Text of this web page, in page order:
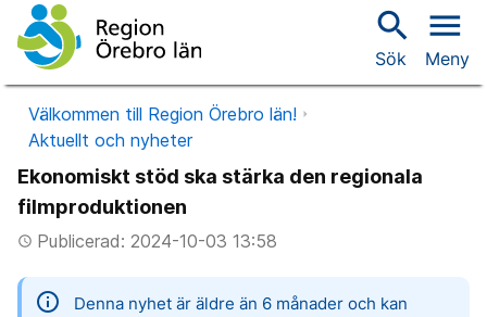
search
Sök
menu
Meny
Välkommen till Region Örebro län!
Aktuellt och nyheter
Ekonomiskt stöd ska stärka den regionala
filmproduktionen
access_timePublicerad: 2024-10-03 13:58
information
Denna nyhet är äldre än 6 månader och kan